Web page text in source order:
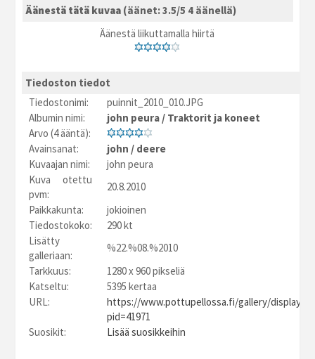
Äänestä tätä kuvaa (äänet: 3.5/5 4 äänellä)
Äänestä liikuttamalla hiirtä
Tiedoston tiedot
Tiedostonimi:
puinnit_2010_010.JPG
Albumin nimi:
john peura / Traktorit ja koneet
Arvo (4 ääntä):
Avainsanat:
john / deere
Kuvaajan nimi:
john peura
Kuva otettu
pvm:
20.8.2010
Paikkakunta:
jokioinen
Tiedostokoko:
290 kt
Lisätty
galleriaan:
%22.%08.%2010
Tarkkuus:
1280 x 960 pikseliä
Katseltu:
5395 kertaa
URL:
https://www.pottupellossa.fi/gallery/
pid=41971
Suosikit:
Lisää suosikkeihin